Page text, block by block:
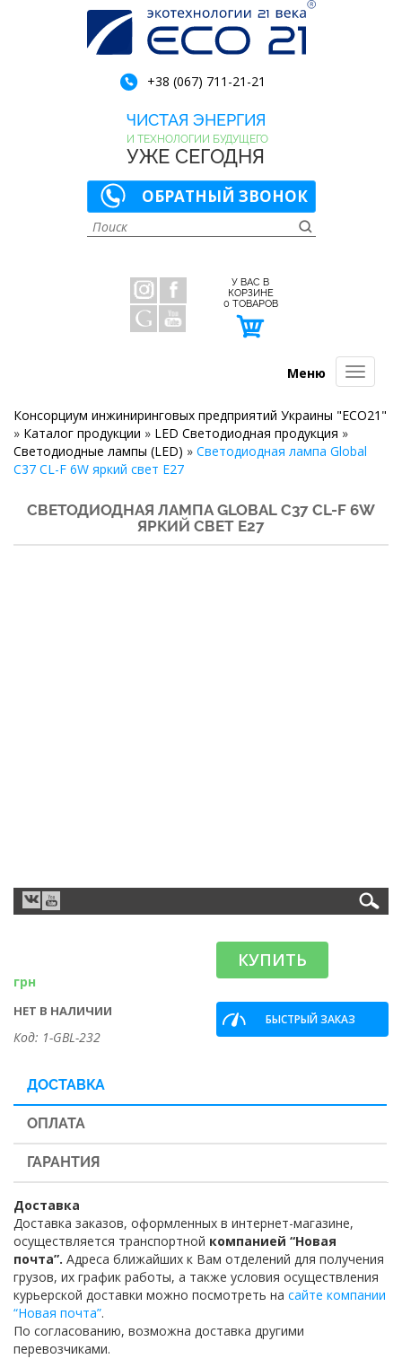
+38 (067) 711-21-21
ЧИСТАЯ ЭНЕРГИЯ
И ТЕХНОЛОГИИ БУДУЩЕГО
УЖЕ СЕГОДНЯ
ОБРАТНЫЙ ЗВОНОК
У ВАС В
КОРЗИНЕ
0 ТОВАРОВ
Меню
Консорциум инжиниринговых предприятий Украины "ECO21"
» Каталог продукции » LED Светодиодная продукция »
Светодиодные лампы (LED) » Светодиодная лампа Global
C37 CL-F 6W яркий свет E27
СВЕТОДИОДНАЯ ЛАМПА GLOBAL C37 CL-F 6W
ЯРКИЙ СВЕТ E27
грн
НЕТ В НАЛИЧИИ
Код: 1-GBL-232
КУПИТЬ
БЫСТРЫЙ ЗАКАЗ
ДОСТАВКА
ОПЛАТА
ГАРАНТИЯ
Доставка
Доставка заказов, оформленных в интернет-магазине,
осуществляется транспортной компанией “Новая
почта”. Адреса ближайших к Вам отделений для получения
грузов, их график работы, а также условия осуществления
курьерской доставки можно посмотреть на сайте компании
“Новая почта”.
По согласованию, возможна доставка другими
перевозчиками.